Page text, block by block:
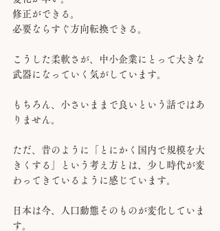
修正ができる。
必要ならすぐ方向転換できる。
こうした柔軟さが、中小企業にとって大きな
武器になっていく気がしています。
もちろん、小さいままで良いという話ではあ
りません。
ただ、昔のように「とにかく国内で規模を大
きくする」という考え方とは、少し時代が変
わってきているように感じています。
日本は今、人口動態そのものが変化していま
す。